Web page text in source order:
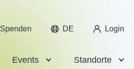
Spenden DE Login
Events Standorte